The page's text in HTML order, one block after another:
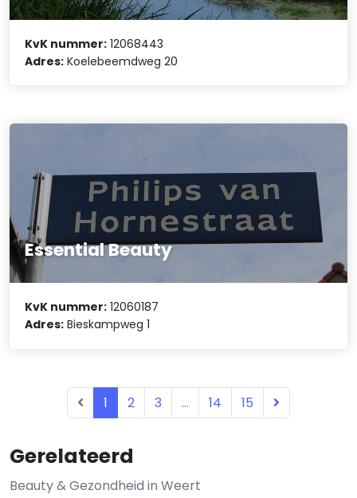
Gerelateerd
Beauty & Gezondheid in Weert
KvK nummer: 12068443
Adres: Koelebeemdweg 20
Essential Beauty
KvK nummer: 12060187
Adres: Bieskampweg 1
1 2 3 ... 14 15